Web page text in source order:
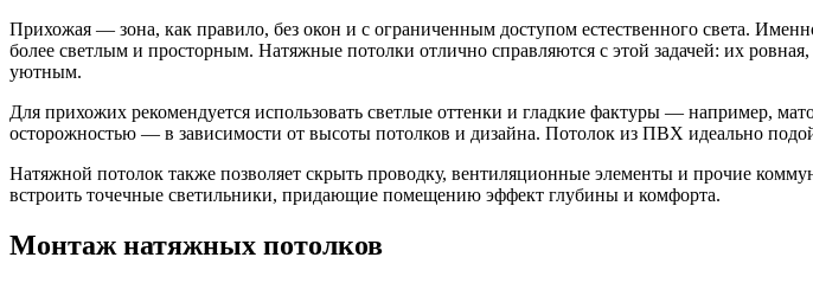
Прихожая — зона, как правило, без окон и с ограниченным доступом естественного света.
более светлым и просторным. Натяжные потолки отлично справляются с этой задачей: их
уютным.
Для прихожих рекомендуется использовать светлые оттенки и гладкие фактуры — например,
осторожностью — в зависимости от высоты потолков и дизайна. Потолок из ПВХ идеально
Натяжной потолок также позволяет скрыть проводку, вентиляционные элементы и прочие
встроить точечные светильники, придающие помещению эффект глубины и комфорта.
Монтаж натяжных потолков